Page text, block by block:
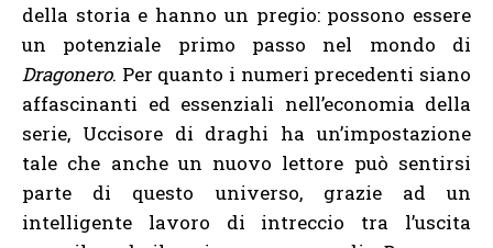
della storia e hanno un pregio: possono essere
un potenziale primo passo nel mondo di
Dragonero. Per quanto i numeri precedenti siano
affascinanti ed essenziali nell’economia della
serie, Uccisore di draghi ha un’impostazione
tale che anche un nuovo lettore può sentirsi
parte di questo universo, grazie ad un
intelligente lavoro di intreccio tra l’uscita